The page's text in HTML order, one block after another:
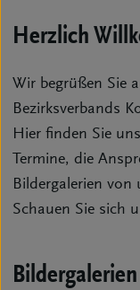
Herzlich
Wir begrüßen Sie
Bezirksverbands
Hier finden Sie
Termine, die
Bildergalerien von
Schauen Sie sich
Bildergalerien